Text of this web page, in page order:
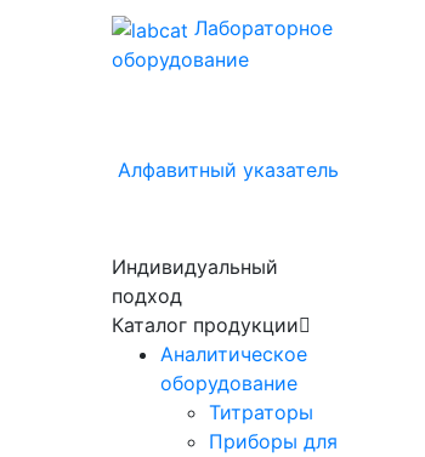
Лабораторное
оборудование
Алфавитный указатель
Индивидуальный
подход
Каталог продукции
Аналитическое
оборудование
Титраторы
Приборы для